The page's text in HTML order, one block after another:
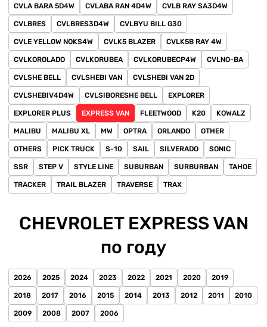
CVLA BARA 5D4W CVLABA RAN 4D4W CVLB RAY SA3D4W
CVLBRES CVLBRES3D4W CVLBYU BILL G30
CVLE YELLOW NOKS4W CVLK5 BLAZER CVLK5B RAY 4W
CVLKOROLADO CVLKORUBEA CVLKORUBECP4W CVLNO-BA
CVLSHE BELL CVLSHEBI VAN CVLSHEBI VAN 2D
CVLSHEBIV4D4W CVLSIBORESHE BELL EXPLORER
EXPLORER PLUS EXPRESS VAN FLEETWOOD K20 KOWALZ
MALIBU MALIBU XL MW OPTRA ORLANDO OTHER
OTHERS PICK TRUCK S-10 SAIL SILVERADO SONIC
SSR STEP V STYLE LINE SUBURBAN SURBURBAN TAHOE
TRACKER TRAIL BLAZER TRAVERSE TRAX
CHEVROLET EXPRESS VAN
по году
2026 2025 2024 2023 2022 2021 2020 2019
2018 2017 2016 2015 2014 2013 2012 2011 2010
2009 2008 2007 2006